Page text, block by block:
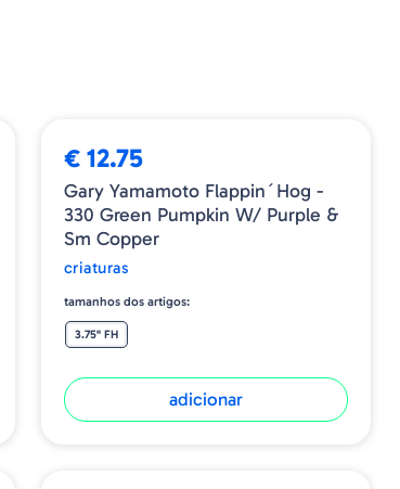
€ 12.75
Gary Yamamoto Flappin´Hog -
330 Green Pumpkin W/ Purple &
Sm Copper
criaturas
tamanhos dos artigos:
3.75" FH
adicionar